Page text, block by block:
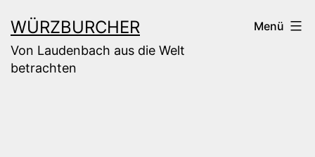
Inhalt
springen
WÜRZBURCHER
Von Laudenbach aus die Welt
betrachten
Menü